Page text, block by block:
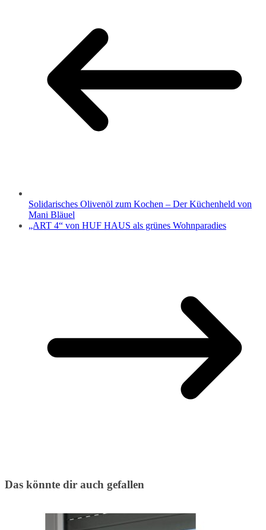
Solidarisches Olivenöl zum Kochen – Der Küchenheld von
Mani Bläuel
„ART 4“ von HUF HAUS als grünes Wohnparadies
Das könnte dir auch gefallen